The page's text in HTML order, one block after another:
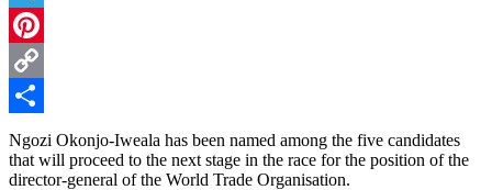
Telegram
Pinterest
Copy
Link
Share
Ngozi Okonjo-Iweala has been named among the five candidates
that will proceed to the next stage in the race for the position of the
director-general of the World Trade Organisation.